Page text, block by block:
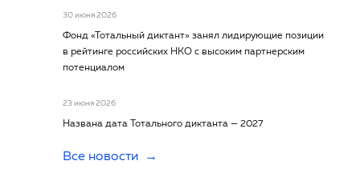
30 июня 2026
Фонд «Тотальный диктант» занял лидирующие позиции
в рейтинге российских НКО с высоким партнерским
потенциалом
23 июня 2026
Названа дата Тотального диктанта — 2027
Все новости